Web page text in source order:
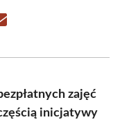
zajęć
inicjatywy